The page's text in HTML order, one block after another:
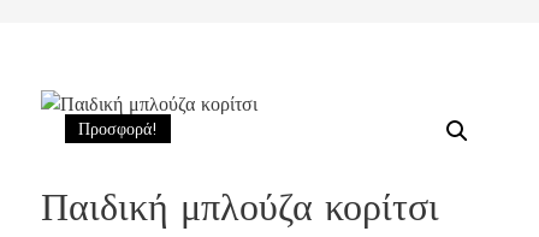
Προσφορά!
Παιδική μπλούζα κορίτσι